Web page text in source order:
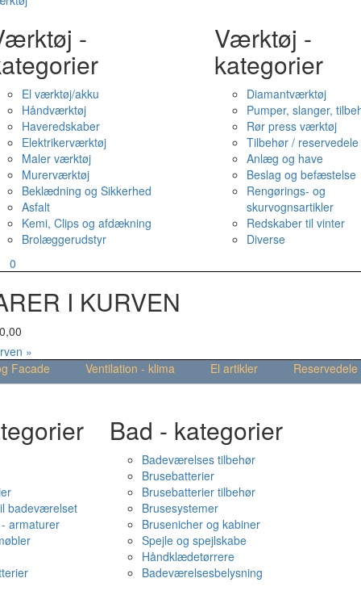
-
El værktøj/akku
Håndværktøj
Haveredskaber
Elektrikerværktøj
Maler værktøj
Murerværktøj
Beklædning og Sikkerhed
Asfalt
Kemi, Clips og afdækning
Brolæggerudstyr
Værktøj -
kategorier
Diamantværktøj
Pumper, slanger,
Rør press værktøj
Tilbehør / reservedele
Anlæg og have
Beslag og befæstelse
Rengørings- og
skurvognsartikler
Redskaber til vinter
Diverse
0
I KURVEN
0,00
»
Facade Ventilation - klima El artikler
Reservedele
badeværelset
armaturer
Bad - kategorier
Badeværelses tilbehør
Brusebatterier
Brusebatterier tilbehør
Brusesystemer
Brusenicher og kabiner
Spejle og spejlskabe
Håndklædetørrere
Badeværelsesbelysning